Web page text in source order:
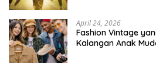
April 24, 2026
Fashion Vintage
Kalangan Anak